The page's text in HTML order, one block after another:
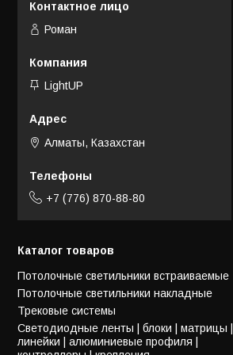
Роман
LightUP
Алматы, Казахстан
+7 (776) 870-88-80
Каталог товаров
Потолочные светильники встраиваемые
Потолочные светильники накладные
Трековые системы
Светодиодные ленты | блоки | матрицы |
линейки | алюминиевые профиля |